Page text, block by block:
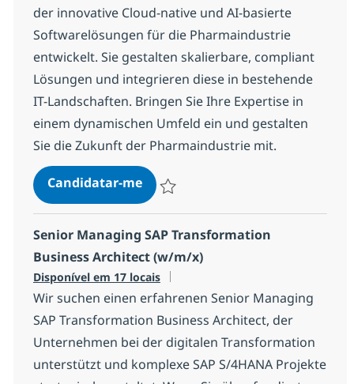
der innovative Cloud-native und AI-basierte
Softwarelösungen für die Pharmaindustrie
entwickelt. Sie gestalten skalierbare, compliant
Lösungen und integrieren diese in bestehende
IT-Landschaften. Bringen Sie Ihre Expertise in
einem dynamischen Umfeld ein und gestalten
Sie die Zukunft der Pharmaindustrie mit.
Candidatar-meLead Cloud Software Architect -
Senior Managing SAP Transformation
Business Architect (w/m/x)
Disponível em 17 locais
Wir suchen einen erfahrenen Senior Managing
SAP Transformation Business Architect, der
Unternehmen bei der digitalen Transformation
unterstützt und komplexe SAP S/4HANA Projekte